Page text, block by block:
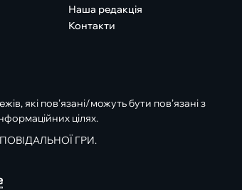
Наша редакція
Контакти
які пов’язані/можуть бути пов’язані з
цілях.
ГРИ.